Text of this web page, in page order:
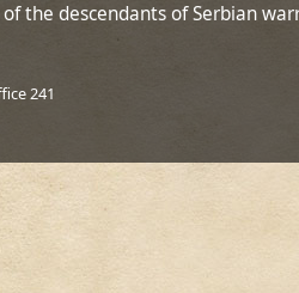
the descendants of Serbian
241